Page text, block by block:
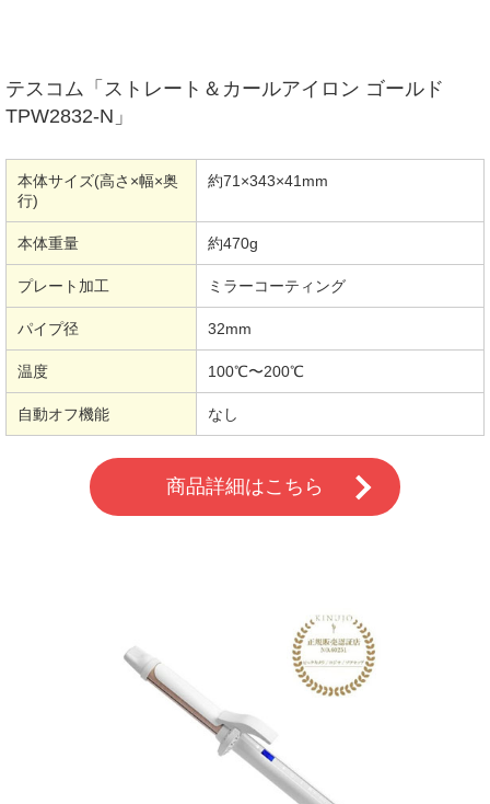
テスコム「ストレート＆カールアイロン ゴールド
TPW2832-N」
本体サイズ(高さ×幅×奥
行)
約71×343×41mm
本体重量 約470g
プレート加工 ミラーコーティング
パイプ径 32mm
温度 100℃〜200℃
自動オフ機能 なし
商品詳細はこちら